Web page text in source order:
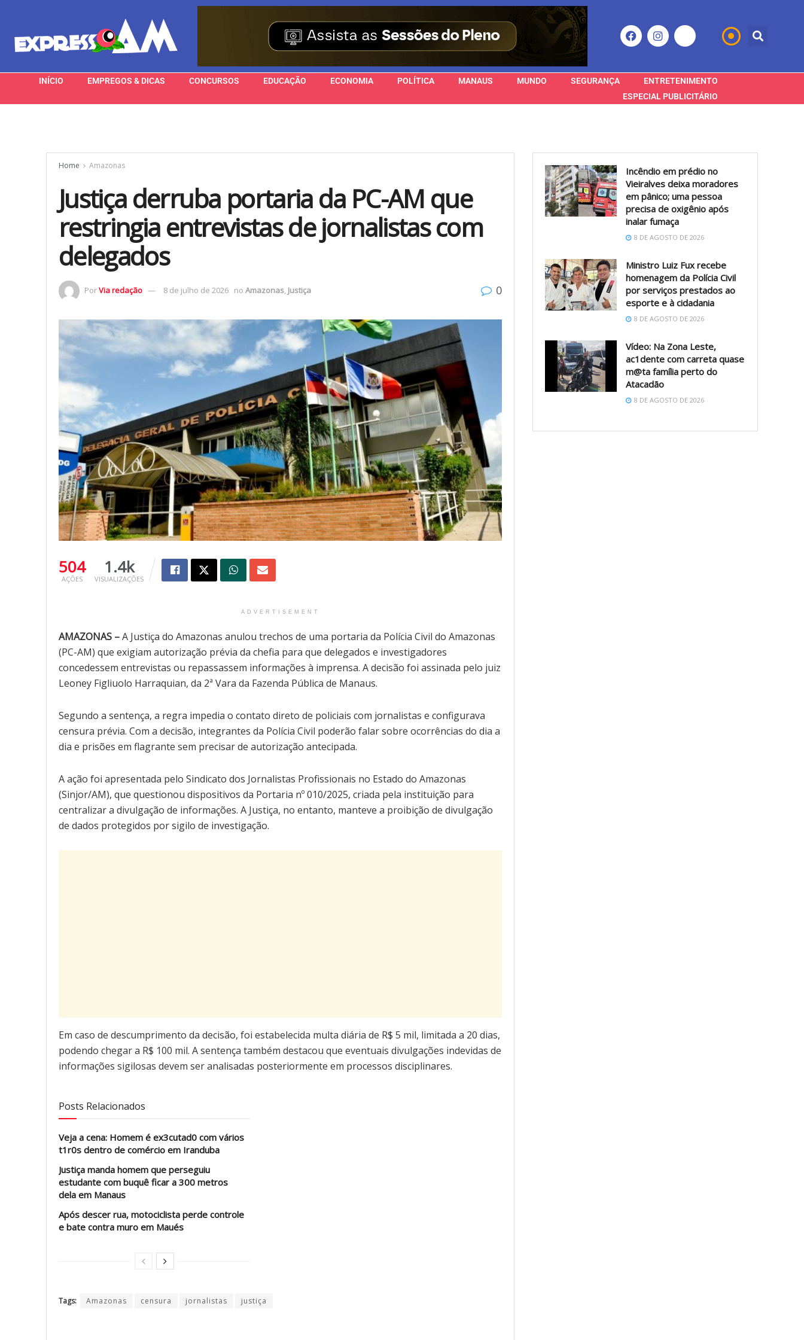
INÍCIO EMPREGOS & DICAS CONCURSOS EDUCAÇÃO ECONOMIA POLÍTICA MANAUS MUNDO SEGURANÇA
ENTRETENIMENTO
ESPECIAL PUBLICITÁRIO
Home Amazonas
Justiça derruba portaria da PC-AM que
restringia entrevistas de jornalistas com
delegados
PorVia redação 8 de julho de 2026 no Amazonas, Justiça 0
504
AÇÕES
1.4k
VISUALIZAÇÕES
ADVERTISEMENT
AMAZONAS –A Justiça do Amazonas anulou trechos de uma portaria da Polícia Civil do Amazonas
(PC-AM) que exigiam autorização prévia da chefia para que delegados e investigadores
concedessem entrevistas ou repassassem informações à imprensa. A decisão foi assinada pelo juiz
Leoney Figliuolo Harraquian, da 2ª Vara da Fazenda Pública de Manaus.
Segundo a sentença, a regra impedia o contato direto de policiais com jornalistas e configurava
censura prévia. Com a decisão, integrantes da Polícia Civil poderão falar sobre ocorrências do dia a
dia e prisões em flagrante sem precisar de autorização antecipada.
A ação foi apresentada pelo Sindicato dos Jornalistas Profissionais no Estado do Amazonas
(Sinjor/AM), que questionou dispositivos da Portaria nº 010/2025, criada pela instituição para
centralizar a divulgação de informações. A Justiça, no entanto, manteve a proibição de divulgação
de dados protegidos por sigilo de investigação.
Em caso de descumprimento da decisão, foi estabelecida multa diária de R$ 5 mil, limitada a 20 dias,
podendo chegar a R$ 100 mil. A sentença também destacou que eventuais divulgações indevidas de
informações sigilosas devem ser analisadas posteriormente em processos disciplinares.
Posts Relacionados
Veja a cena: Homem é ex3cutad0 com vários
t1r0s dentro de comércio em Iranduba
Justiça manda homem que perseguiu
estudante com buquê ficar a 300 metros
dela em Manaus
Após descer rua, motociclista perde controle
e bate contra muro em Maués
Tags: Amazonas censura jornalistas justiça
Incêndio em prédio no
Vieiralves deixa moradores
em pânico; uma pessoa
precisa de oxigênio após
inalar fumaça
8 DE AGOSTO DE 2026
Ministro Luiz Fux recebe
homenagem da Polícia Civil
por serviços prestados ao
esporte e à cidadania
8 DE AGOSTO DE 2026
Vídeo: Na Zona Leste,
ac1dente com carreta quase
m@ta família perto do
Atacadão
8 DE AGOSTO DE 2026